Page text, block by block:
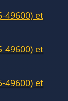
49600) et
49600) et
49600) et